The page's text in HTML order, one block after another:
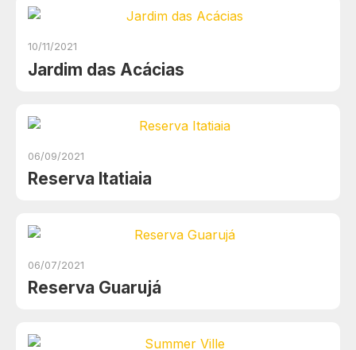
10/11/2021
Jardim das Acácias
06/09/2021
Reserva Itatiaia
06/07/2021
Reserva Guarujá